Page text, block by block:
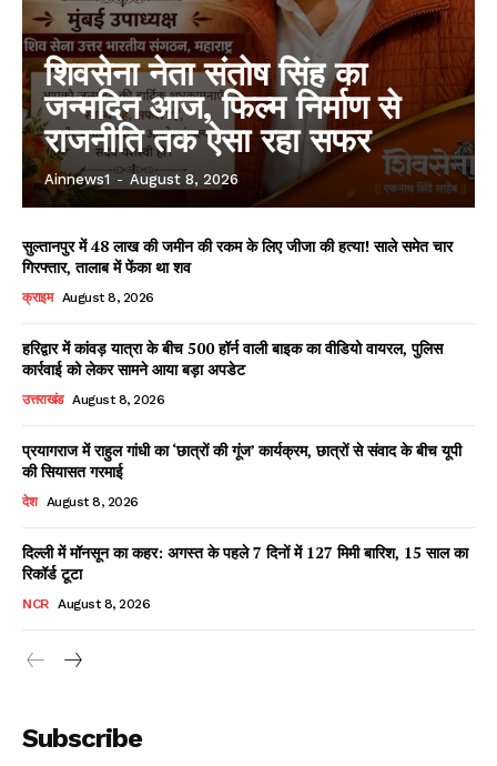
Facebook
X WhatsApp
Share
शिवसेना नेता संतोष सिंह का
जन्मदिन आज, फिल्म निर्माण से
राजनीति तक ऐसा रहा सफर
Ainnews1 - August 8, 2026
सुल्तानपुर में 48 लाख की जमीन की रकम के लिए जीजा की हत्या! साले समेत चार
गिरफ्तार, तालाब में फेंका था शव
क्राइम August 8, 2026
हरिद्वार में कांवड़ यात्रा के बीच 500 हॉर्न वाली बाइक का वीडियो वायरल, पुलिस
कार्रवाई को लेकर सामने आया बड़ा अपडेट
उत्तराखंड August 8, 2026
प्रयागराज में राहुल गांधी का ‘छात्रों की गूंज’ कार्यक्रम, छात्रों से संवाद के बीच यूपी
की सियासत गरमाई
देश August 8, 2026
दिल्ली में मॉनसून का कहर: अगस्त के पहले 7 दिनों में 127 मिमी बारिश, 15 साल का
रिकॉर्ड टूटा
NCR August 8, 2026
Subscribe